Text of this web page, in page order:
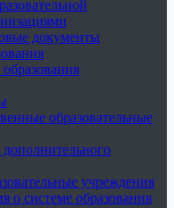
документы
образовательные
учреждения
о системе образования